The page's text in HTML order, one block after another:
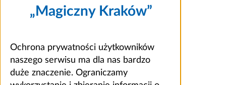
„Magiczny Kraków”
Ochrona prywatności użytkowników
naszego serwisu ma dla nas bardzo
duże znaczenie. Ograniczamy